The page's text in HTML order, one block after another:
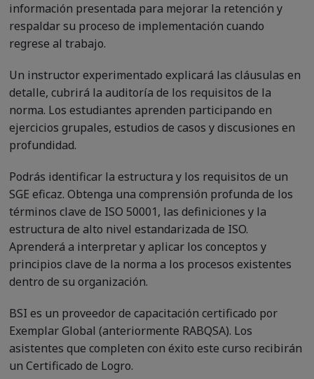
información presentada para mejorar la retención y
respaldar su proceso de implementación cuando
regrese al trabajo.
Un instructor experimentado explicará las cláusulas en
detalle, cubrirá la auditoría de los requisitos de la
norma. Los estudiantes aprenden participando en
ejercicios grupales, estudios de casos y discusiones en
profundidad.
Podrás identificar la estructura y los requisitos de un
SGE eficaz. Obtenga una comprensión profunda de los
términos clave de ISO 50001, las definiciones y la
estructura de alto nivel estandarizada de ISO.
Aprenderá a interpretar y aplicar los conceptos y
principios clave de la norma a los procesos existentes
dentro de su organización.
BSI es un proveedor de capacitación certificado por
Exemplar Global (anteriormente RABQSA). Los
asistentes que completen con éxito este curso recibirán
un Certificado de Logro.